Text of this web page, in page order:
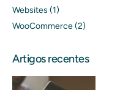
Websites (1)
WooCommerce(2)
Artigos recentes